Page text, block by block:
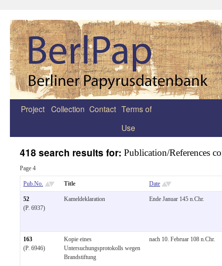
Zum
Project Collection Contact Terms of
Use
418 search results for: Publication/References
Page 4
Pub.No. Title Date
52
(P. 6937)
Kameldeklaration Ende Januar 145 n.Chr.
163
(P. 6946)
Kopie eines
Untersuchungsprotokolls wegen
Brandstiftung
nach 10. Februar 108 n.Chr.